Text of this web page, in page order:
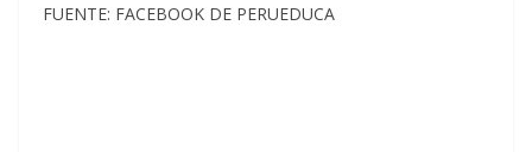
FUENTE: FACEBOOK DE PERUEDUCA